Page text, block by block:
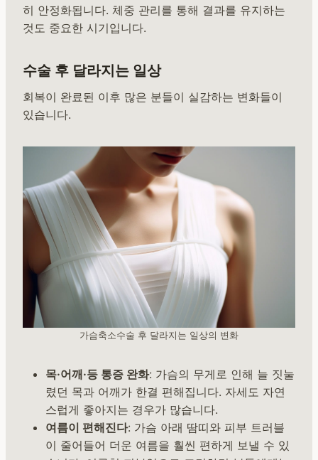
히 안정화됩니다. 체중 관리를 통해 결과를 유지하는
것도 중요한 시기입니다.
수술 후 달라지는 일상
회복이 완료된 이후 많은 분들이 실감하는 변화들이
있습니다.
가슴축소수술 후 달라지는 일상의 변화
목·어깨·등 통증 완화: 가슴의 무게로 인해 늘 짓눌
렸던 목과 어깨가 한결 편해집니다. 자세도 자연
스럽게 좋아지는 경우가 많습니다.
여름이 편해진다: 가슴 아래 땀띠와 피부 트러블
이 줄어들어 더운 여름을 훨씬 편하게 보낼 수 있